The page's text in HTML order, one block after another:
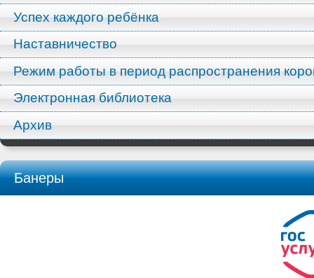
Успех каждого ребёнка
Наставничество
Режим работы в период распространения
Электронная библиотека
Архив
Банеры